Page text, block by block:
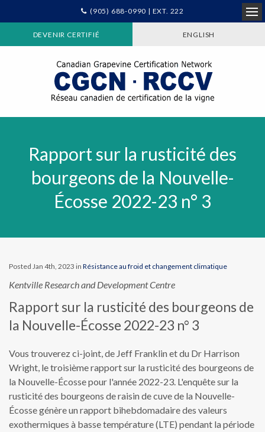
(905) 688-0990 | EXT. 222
DEVENIR CERTIFIÉ ENGLISH
Rapport sur la rusticité des
bourgeons de la Nouvelle-
Écosse 2022-23 n° 3
Posted Jan 4th, 2023 in Résistance au froid et changement climatique
Kentville Research and Development Centre
Rapport sur la rusticité des bourgeons de
la Nouvelle-Écosse 2022-23 n° 3
Vous trouverez ci-joint, de Jeff Franklin et du Dr Harrison
Wright, le troisième rapport sur la rusticité des bourgeons de
la Nouvelle-Écosse pour l'année 2022-23. L'enquête sur la
rusticité des bourgeons de raisin de cuve de la Nouvelle-
Écosse génère un rapport bihebdomadaire des valeurs
exothermiques à basse température (LTE) pendant la période